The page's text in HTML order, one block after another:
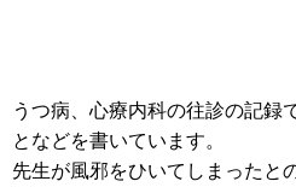
うつ病、心療内科の往診の記録
となどを書いています。
先生が風邪をひいてしまったと